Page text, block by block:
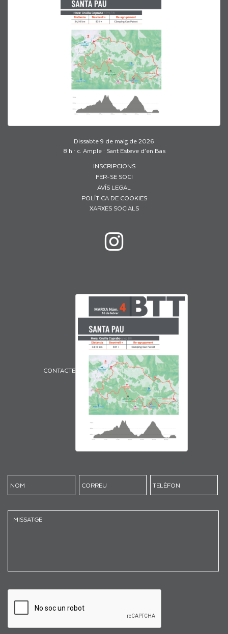
Dissabte 9 de maig de 2026
8 h · c. Ample · Sant Esteve d’en Bas
INSCRIPCIONS
FER-SE SOCI
AVÍS LEGAL
POLÍTICA DE COOKIES
XARXES SOCIALS
CONTACTE